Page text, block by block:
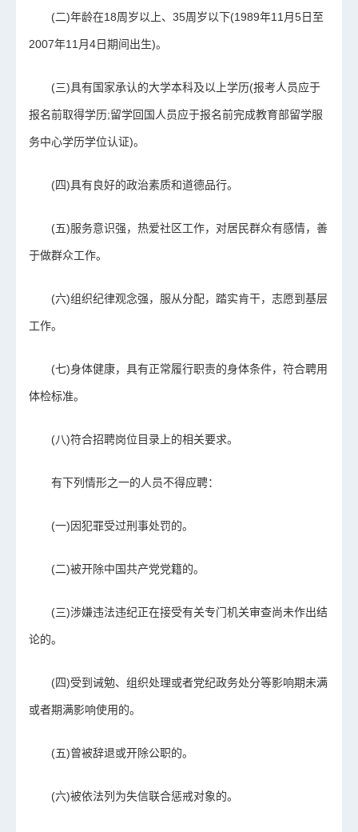
(二)年龄在18周岁以上、35周岁以下(1989年11月5日至
2007年11月4日期间出生)。
(三)具有国家承认的大学本科及以上学历(报考人员应于
报名前取得学历;留学回国人员应于报名前完成教育部留学服
务中心学历学位认证)。
(四)具有良好的政治素质和道德品行。
(五)服务意识强，热爱社区工作，对居民群众有感情，善
于做群众工作。
(六)组织纪律观念强，服从分配，踏实肯干，志愿到基层
工作。
(七)身体健康，具有正常履行职责的身体条件，符合聘用
体检标准。
(八)符合招聘岗位目录上的相关要求。
有下列情形之一的人员不得应聘：
(一)因犯罪受过刑事处罚的。
(二)被开除中国共产党党籍的。
(三)涉嫌违法违纪正在接受有关专门机关审查尚未作出结
论的。
(四)受到诫勉、组织处理或者党纪政务处分等影响期未满
或者期满影响使用的。
(五)曾被辞退或开除公职的。
(六)被依法列为失信联合惩戒对象的。